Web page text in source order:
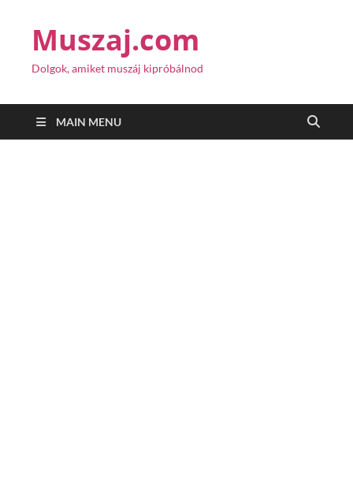
Muszaj.com
Dolgok, amiket muszáj kipróbálnod
MAIN MENU